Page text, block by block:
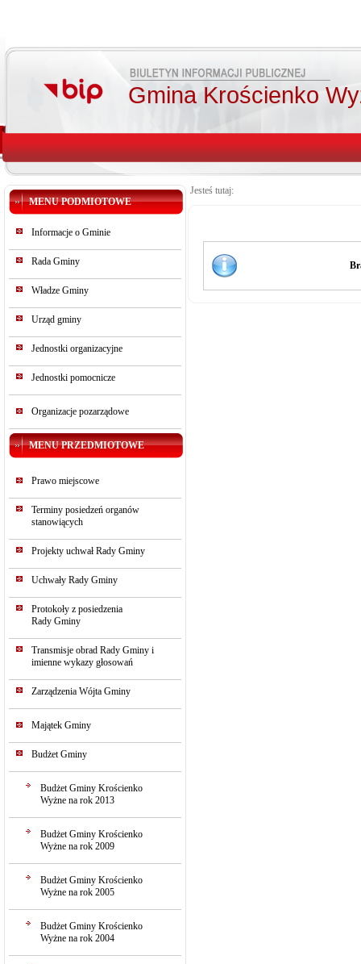
Gmina Krościenko
MENU PODMIOTOWE
Informacje o Gminie
Rada Gminy
Władze Gminy
Urząd gminy
Jednostki organizacyjne
Jednostki pomocnicze
Organizacje pozarządowe
MENU PRZEDMIOTOWE
Prawo miejscowe
Terminy posiedzeń organów
stanowiących
Projekty uchwał Rady Gminy
Uchwały Rady Gminy
Protokoły z posiedzenia
Rady Gminy
Transmisje obrad Rady Gminy i
imienne wykazy głosowań
Zarządzenia Wójta Gminy
Majątek Gminy
Budżet Gminy
Budżet Gminy Krościenko
Wyżne na rok 2013
Budżet Gminy Krościenko
Wyżne na rok 2009
Budżet Gminy Krościenko
Wyżne na rok 2005
Budżet Gminy Krościenko
Wyżne na rok 2004
Jesteś tutaj: